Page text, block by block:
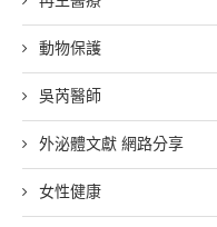
動物保護
吳芮醫師
外泌體文獻 網路分享
女性健康